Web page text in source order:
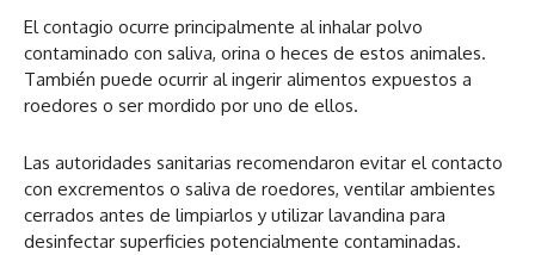
El contagio ocurre principalmente al inhalar polvo
contaminado con saliva, orina o heces de estos animales.
También puede ocurrir al ingerir alimentos expuestos a
roedores o ser mordido por uno de ellos.
Las autoridades sanitarias recomendaron evitar el contacto
con excrementos o saliva de roedores, ventilar ambientes
cerrados antes de limpiarlos y utilizar lavandina para
desinfectar superficies potencialmente contaminadas.